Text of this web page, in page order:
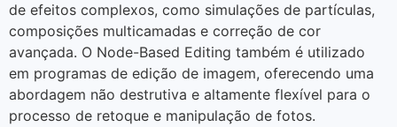
de efeitos complexos, como simulações de partículas,
composições multicamadas e correção de cor
avançada. O Node-Based Editing também é utilizado
em programas de edição de imagem, oferecendo uma
abordagem não destrutiva e altamente flexível para o
processo de retoque e manipulação de fotos.